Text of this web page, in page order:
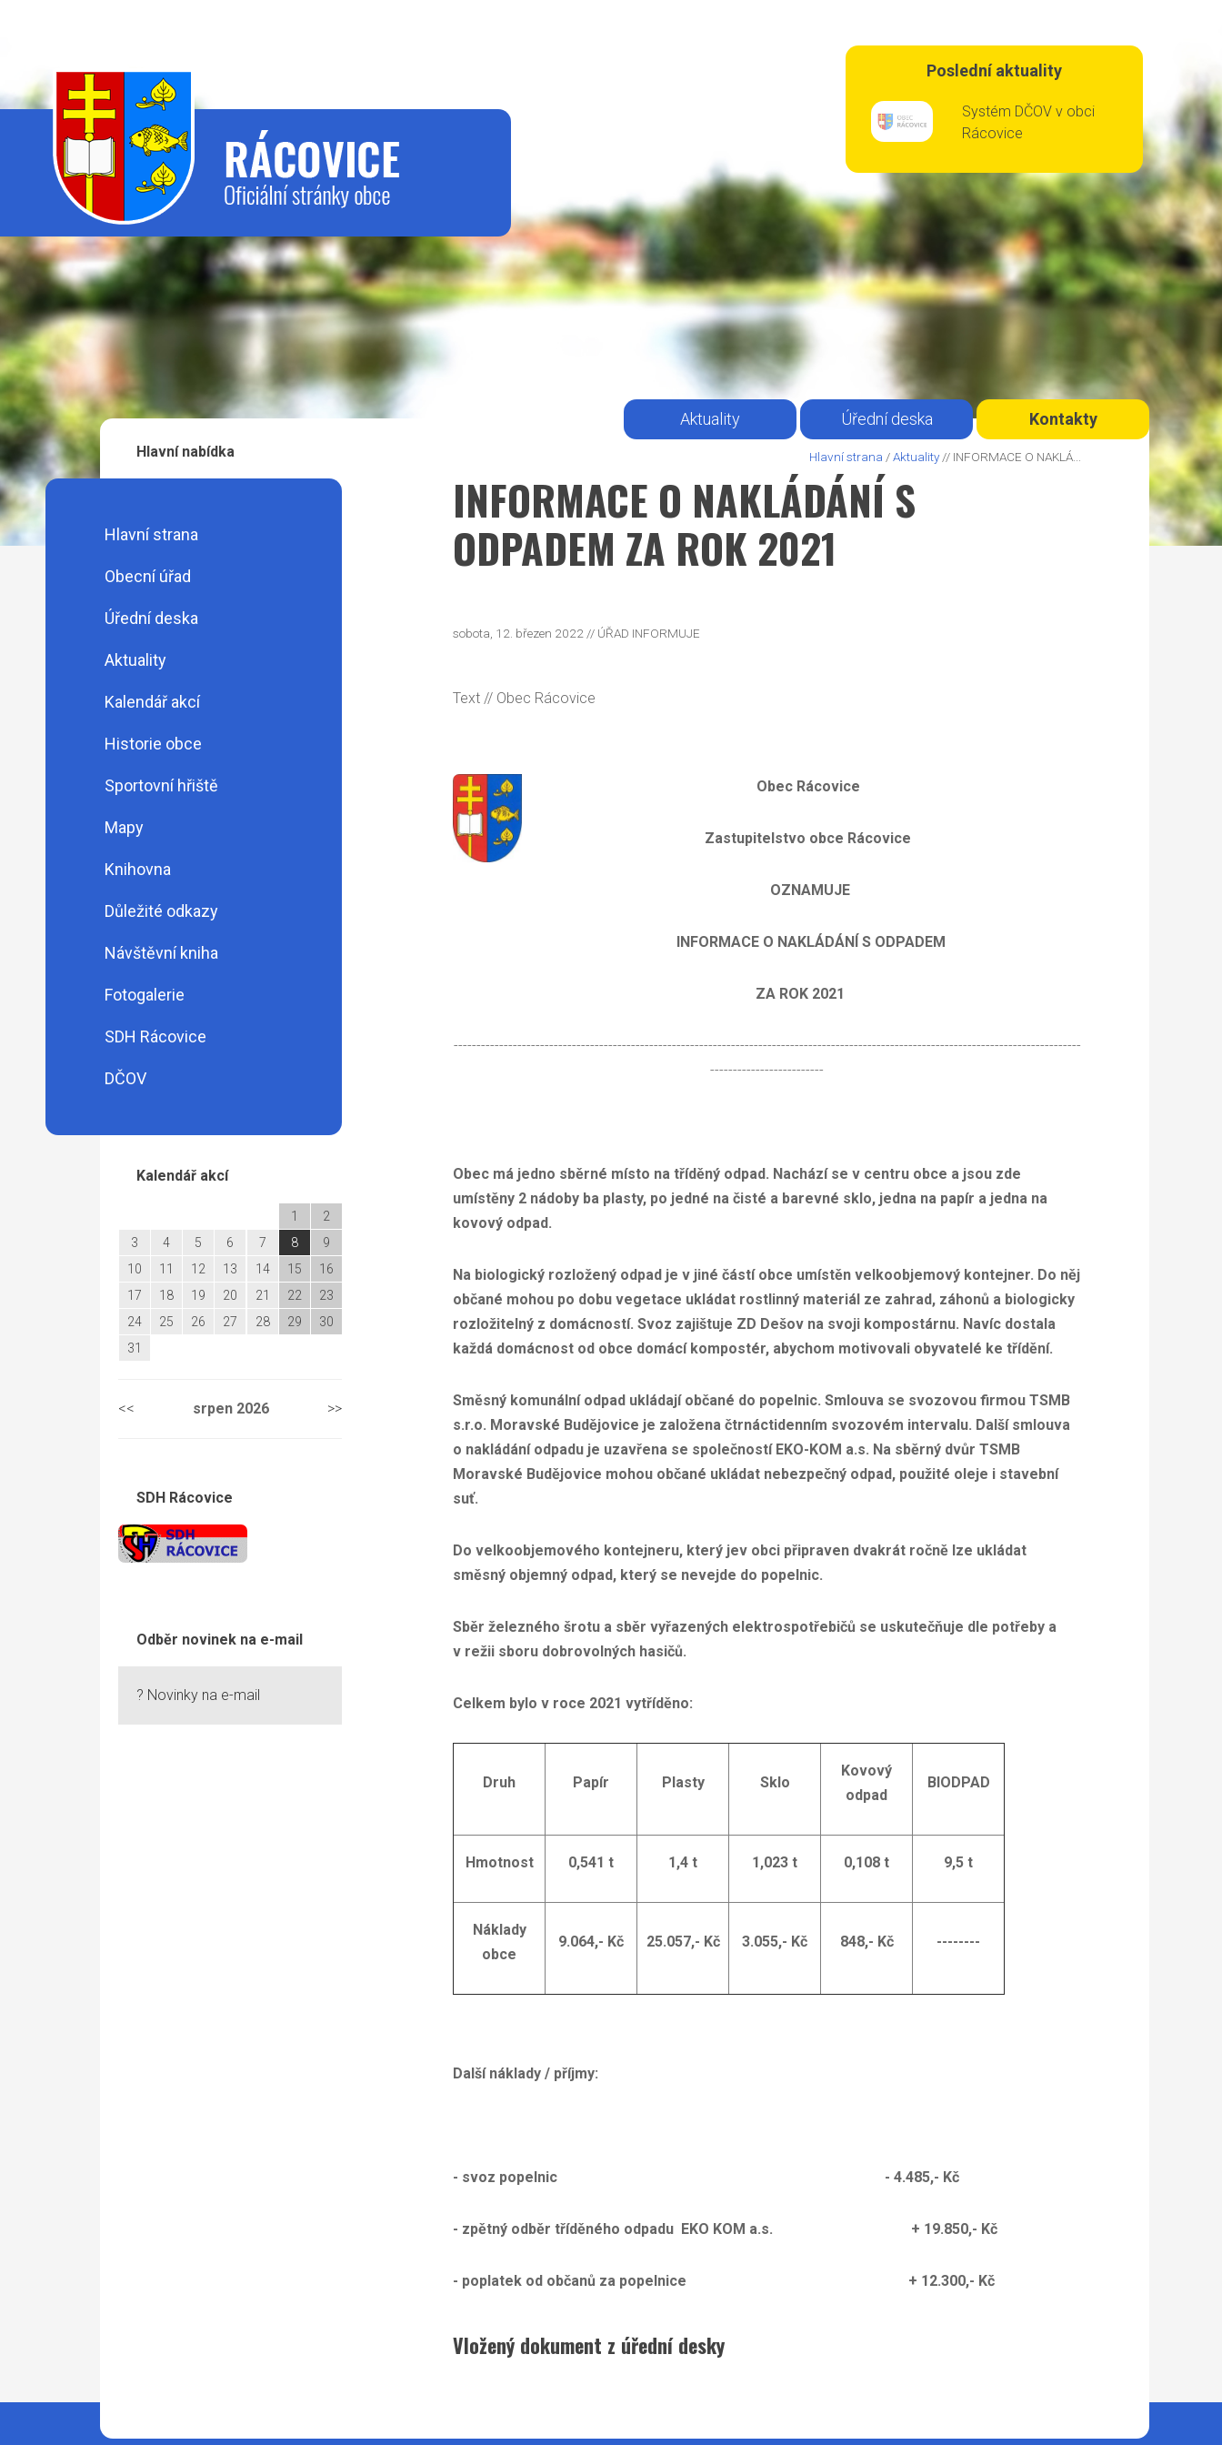
Poslední aktuality
Systém DČOV v obci
Rácovice
Hlavní nabídka
Hlavní strana
Obecní úřad
Úřední deska
Aktuality
Kalendář akcí
Historie obce
Sportovní hřiště
Mapy
Knihovna
Důležité odkazy
Návštěvní kniha
Fotogalerie
SDH Rácovice
DČOV
Kalendář akcí
1
2
3
4 5 6 7 8
9
10
11 12 13 14 15
16
17
18 19 20 21 22
23
24
25 26 27 28 29
30
31
<< srpen 2026 >>
SDH Rácovice
Odběr novinek na e-mail
? Novinky na e-mail
Hlavní strana /Aktuality // INFORMACE O NAKLÁ...
INFORMACE O NAKLÁDÁNÍ S
ODPADEM ZA ROK 2021
sobota, 12. březen 2022 // ÚŘAD INFORMUJE
Text // Obec Rácovice
Obec Rácovice
Zastupitelstvo obce Rácovice
OZNAMUJE
INFORMACE O NAKLÁDÁNÍ S ODPADEM
ZA ROK 2021
------------------------------------------------------------------------------------------------------------------------------------------
-------------------------
Obec má jedno sběrné místo na tříděný odpad. Nachází se v centru obce a jsou zde
umístěny 2 nádoby ba plasty, po jedné na čisté a barevné sklo, jedna na papír a jedna na
kovový odpad.
Na biologický rozložený odpad je v jiné částí obce umístěn velkoobjemový kontejner. Do něj
občané mohou po dobu vegetace ukládat rostlinný materiál ze zahrad, záhonů a biologicky
rozložitelný z domácností. Svoz zajištuje ZD Dešov na svoji kompostárnu. Navíc dostala
každá domácnost od obce domácí kompostér, abychom motivovali obyvatelé ke třídění.
Směsný komunální odpad ukládají občané do popelnic. Smlouva se svozovou firmou TSMB
s.r.o. Moravské Budějovice je založena čtrnáctidenním svozovém intervalu. Další smlouva
o nakládání odpadu je uzavřena se společností EKO-KOM a.s. Na sběrný dvůr TSMB
Moravské Budějovice mohou občané ukládat nebezpečný odpad, použité oleje i stavební
suť.
Do velkoobjemového kontejneru, který jev obci připraven dvakrát ročně lze ukládat
směsný objemný odpad, který se nevejde do popelnic.
Sběr železného šrotu a sběr vyřazených elektrospotřebičů se uskutečňuje dle potřeby a
v režii sboru dobrovolných hasičů.
Celkem bylo v roce 2021 vytříděno:
Druh Papír Plasty Sklo
Kovový
odpad
BIODPAD
Hmotnost 0,541 t 1,4 t 1,023 t 0,108 t 9,5 t
Náklady
obce
9.064,- Kč 25.057,- Kč 3.055,- Kč 848,- Kč --------
Další náklady / příjmy:
- svoz popelnic - 4.485,- Kč
- zpětný odběr tříděného odpadu EKO KOM a.s. + 19.850,- Kč
- poplatek od občanů za popelnice + 12.300,- Kč
Vložený dokument z úřední desky
Aktuality Úřední deska Kontakty